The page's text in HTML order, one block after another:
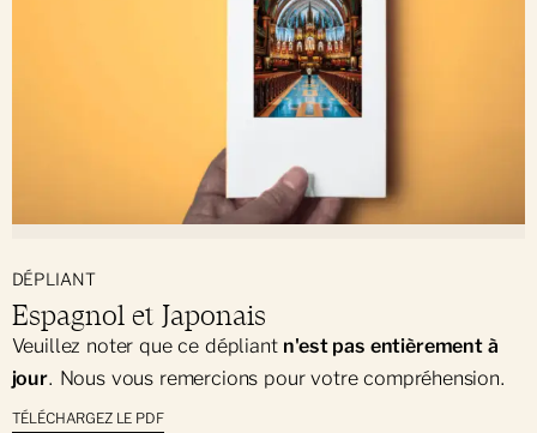
DÉPLIANT
Espagnol et Japonais
Veuillez noter que ce dépliant n'est pas entièrement à
jour. Nous vous remercions pour votre compréhension.
TÉLÉCHARGEZ LE PDF